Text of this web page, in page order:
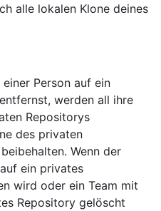
alle lokalen Klone deines
Person auf ein
werden all ihre
Repositorys
des privaten
Wenn der
ein privates
wird oder ein Team mit
Repository gelöscht